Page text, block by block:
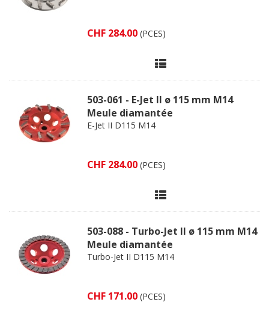
CHF 284.00 (PCES)
503-061 - E-Jet II ø 115 mm M14
Meule diamantée
E-Jet II D115 M14
CHF 284.00 (PCES)
503-088 - Turbo-Jet II ø 115 mm M14
Meule diamantée
Turbo-Jet II D115 M14
CHF 171.00 (PCES)